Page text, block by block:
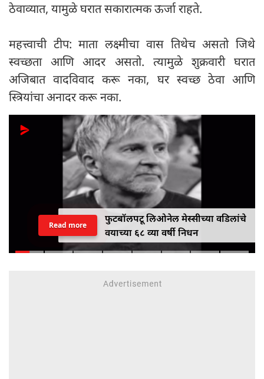
ठेवाव्यात, यामुळे घरात सकारात्मक ऊर्जा राहते.
महत्त्वाची टीप: माता लक्ष्मीचा वास तिथेच असतो जिथे
स्वच्छता आणि आदर असतो. त्यामुळे शुक्रवारी घरात
अजिबात वादविवाद करू नका, घर स्वच्छ ठेवा आणि
स्त्रियांचा अनादर करू नका.
फुटबॉलपटू लिओनेल मेस्सीच्या वडिलांचे
वयाच्या ६८ व्या वर्षी निधन
Read more